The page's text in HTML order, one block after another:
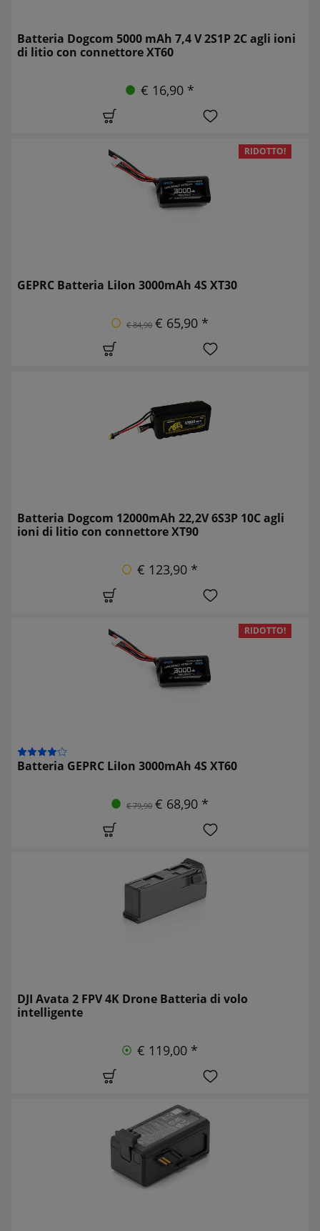
Batteria Dogcom 5000 mAh 7,4 V 2S1P 2C agli ioni
di litio con connettore XT60
€ 16,90 *
RIDOTTO!
GEPRC Batteria LiIon 3000mAh 4S XT30
€ 84,90 € 65,90 *
Batteria Dogcom 12000mAh 22,2V 6S3P 10C agli
ioni di litio con connettore XT90
€ 123,90 *
RIDOTTO!
Batteria GEPRC LiIon 3000mAh 4S XT60
€ 79,90 € 68,90 *
DJI Avata 2 FPV 4K Drone Batteria di volo
intelligente
€ 119,00 *